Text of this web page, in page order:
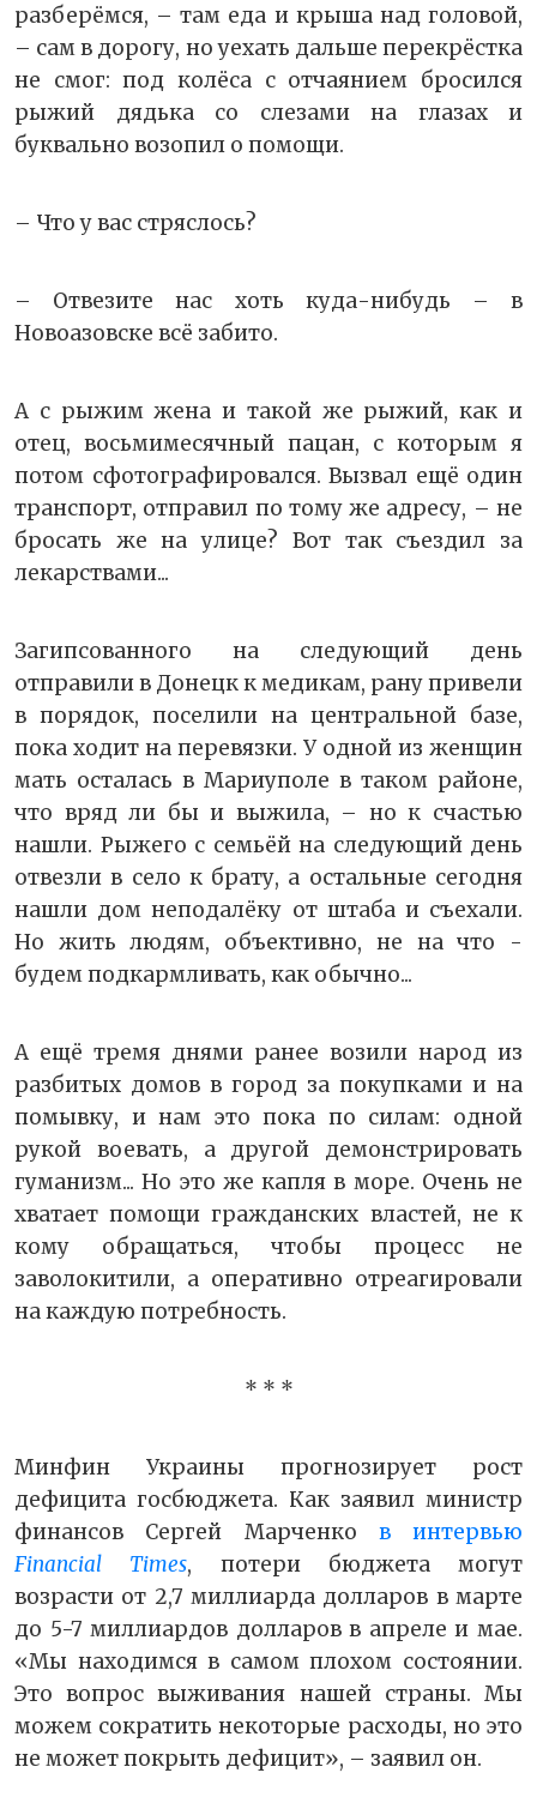
разберёмся, – там еда и крыша над головой,
– сам в дорогу, но уехать дальше перекрёстка
не смог: под колёса с отчаянием бросился
рыжий дядька со слезами на глазах и
буквально возопил о помощи.
– Что у вас стряслось?
– Отвезите нас хоть куда-нибудь – в
Новоазовске всё забито.
А с рыжим жена и такой же рыжий, как и
отец, восьмимесячный пацан, с которым я
потом сфотографировался. Вызвал ещё один
транспорт, отправил по тому же адресу, – не
бросать же на улице? Вот так съездил за
лекарствами...
Загипсованного на следующий день
отправили в Донецк к медикам, рану привели
в порядок, поселили на центральной базе,
пока ходит на перевязки. У одной из женщин
мать осталась в Мариуполе в таком районе,
что вряд ли бы и выжила, – но к счастью
нашли. Рыжего с семьёй на следующий день
отвезли в село к брату, а остальные сегодня
нашли дом неподалёку от штаба и съехали.
Но жить людям, объективно, не на что -
будем подкармливать, как обычно...
А ещё тремя днями ранее возили народ из
разбитых домов в город за покупками и на
помывку, и нам это пока по силам: одной
рукой воевать, а другой демонстрировать
гуманизм... Но это же капля в море. Очень не
хватает помощи гражданских властей, не к
кому обращаться, чтобы процесс не
заволокитили, а оперативно отреагировали
на каждую потребность.
* * *
Минфин Украины прогнозирует рост
дефицита госбюджета. Как заявил министр
финансов Сергей Марченко в интервью
Financial Times, потери бюджета могут
возрасти от 2,7 миллиарда долларов в марте
до 5-7 миллиардов долларов в апреле и мае.
«Мы находимся в самом плохом состоянии.
Это вопрос выживания нашей страны. Мы
можем сократить некоторые расходы, но это
не может покрыть дефицит», – заявил он.